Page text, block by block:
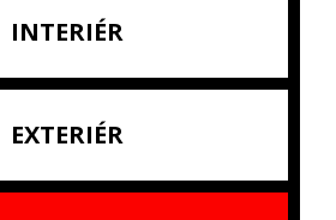
INTERIÉR
EXTERIÉR